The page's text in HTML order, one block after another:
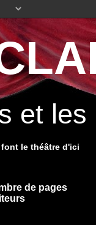
et
le théâtre d'ici
de pages